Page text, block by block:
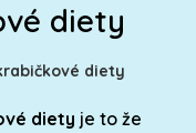
diety
diety
diety je to že